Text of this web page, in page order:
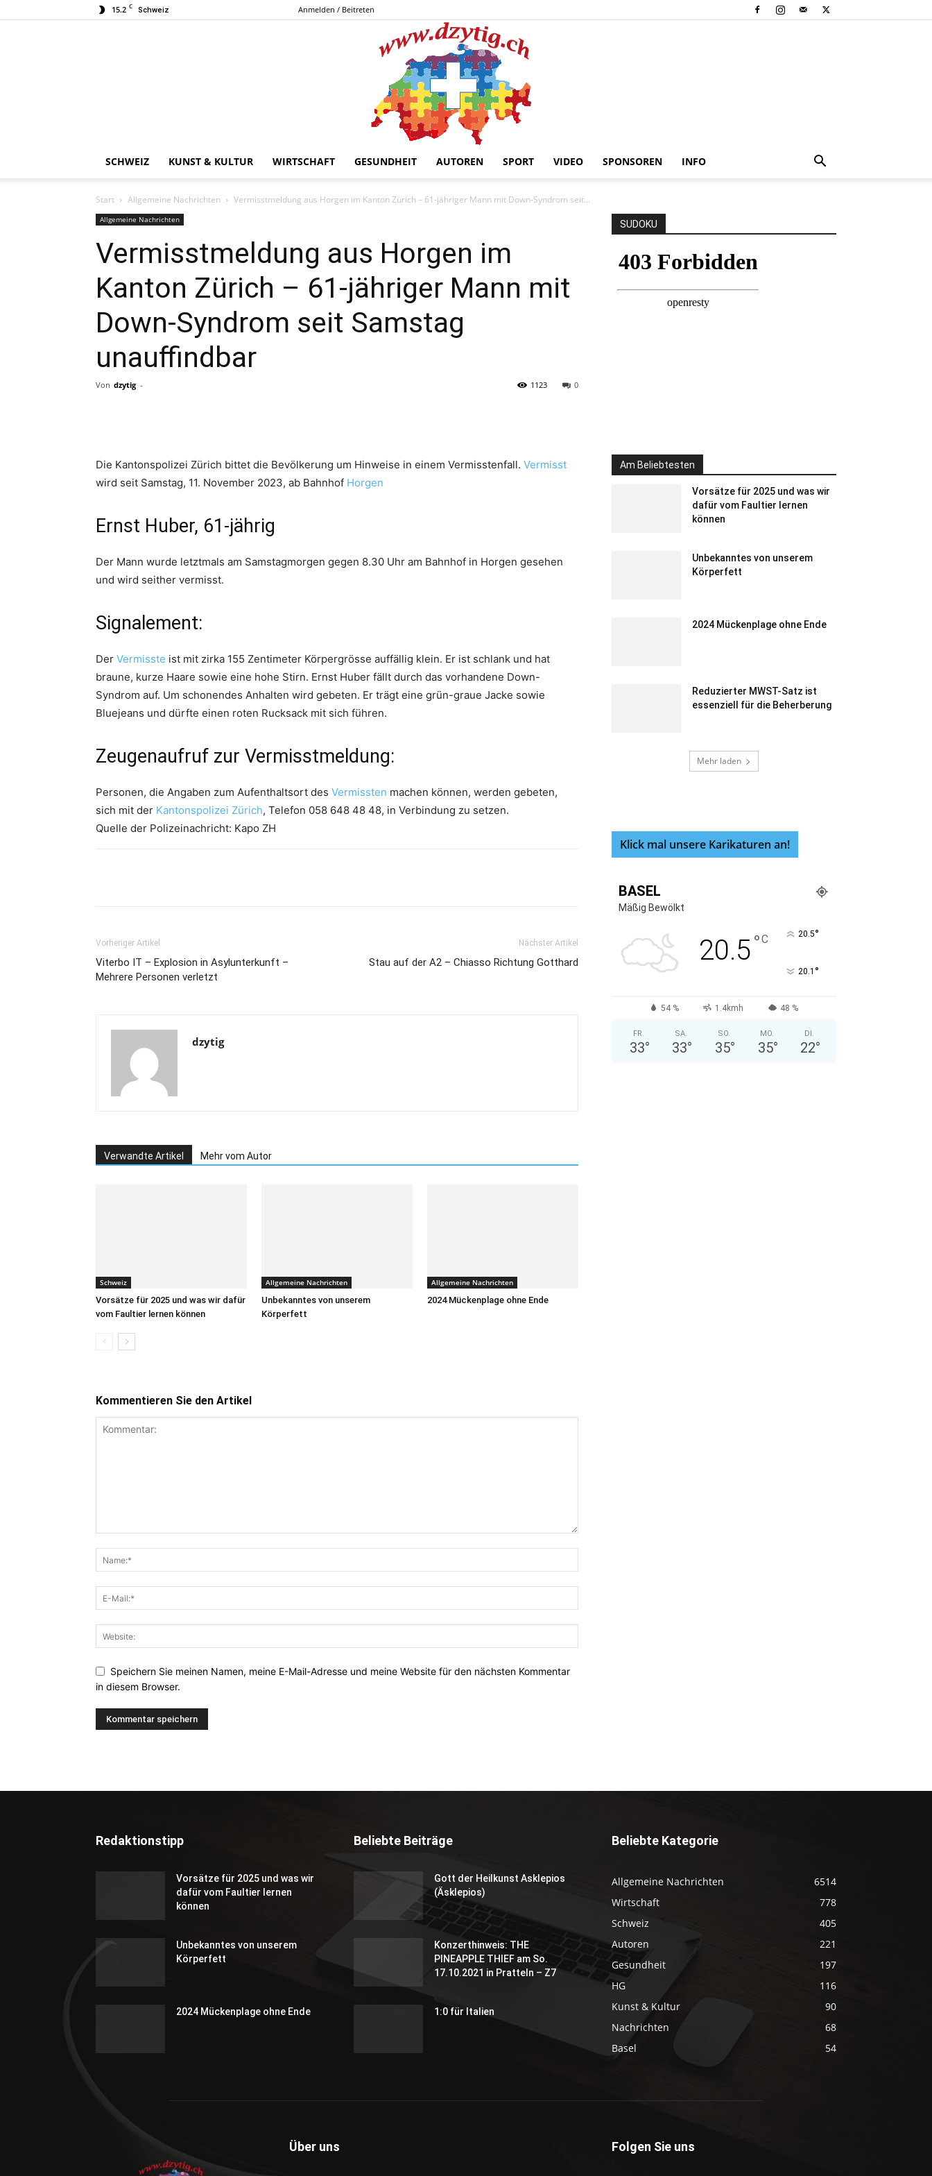
15.2 C Schweiz Anmelden / Beitreten
SCHWEIZ KUNST & KULTUR WIRTSCHAFT GESUNDHEIT AUTOREN SPORT VIDEO SPONSOREN INFO
Start Allgemeine Nachrichten Vermisstmeldung aus Horgen im Kanton Zürich – 61-jähriger Mann mit Down-Syndrom seit...
Allgemeine Nachrichten
Vermisstmeldung aus Horgen im
Kanton Zürich – 61-jähriger Mann mit
Down-Syndrom seit Samstag
unauffindbar
Von dzytig - 0
1123
Die Kantonspolizei Zürich bittet die Bevölkerung um Hinweise in einem Vermisstenfall. Vermisst
wird seit Samstag, 11. November 2023, ab Bahnhof Horgen
Ernst Huber, 61-jährig
Der Mann wurde letztmals am Samstagmorgen gegen 8.30 Uhr am Bahnhof in Horgen gesehen
und wird seither vermisst.
Signalement:
Der Vermisste ist mit zirka 155 Zentimeter Körpergrösse auffällig klein. Er ist schlank und hat
braune, kurze Haare sowie eine hohe Stirn. Ernst Huber fällt durch das vorhandene Down-
Syndrom auf. Um schonendes Anhalten wird gebeten. Er trägt eine grün-graue Jacke sowie
Bluejeans und dürfte einen roten Rucksack mit sich führen.
Zeugenaufruf zur Vermisstmeldung:
Personen, die Angaben zum Aufenthaltsort des Vermissten machen können, werden gebeten,
sich mit der Kantonspolizei Zürich, Telefon 058 648 48 48, in Verbindung zu setzen.
Quelle der Polizeinachricht: Kapo ZH
Vorheriger Artikel
Viterbo IT – Explosion in Asylunterkunft –
Mehrere Personen verletzt
Nächster Artikel
Stau auf der A2 – Chiasso Richtung Gotthard
dzytig
Verwandte Artikel Mehr vom Autor
Schweiz
Vorsätze für 2025 und was wir dafür
vom Faultier lernen können
Allgemeine Nachrichten
Unbekanntes von unserem
Körperfett
Allgemeine Nachrichten
2024 Mückenplage ohne Ende
Kommentieren Sie den Artikel
Speichern Sie meinen Namen, meine E-Mail-Adresse und meine Website für den nächsten Kommentar
in diesem Browser.
SUDOKU
Am Beliebtesten
Vorsätze für 2025 und was wir
dafür vom Faultier lernen
können
Unbekanntes von unserem
Körperfett
2024 Mückenplage ohne Ende
Reduzierter MWST-Satz ist
essenziell für die Beherberung
Mehr laden
Klick mal unsere Karikaturen an!
BASEL
Mäßig Bewölkt
20.5°C 20.5°
20.1 °
54 % 1.4kmh 48 %
FR.
33°
SA.
33°
SO.
35°
MO.
35°
DI.
22°
Redaktionstipp
Vorsätze für 2025 und was wir
dafür vom Faultier lernen
können
Unbekanntes von unserem
Körperfett
2024 Mückenplage ohne Ende
Beliebte Beiträge
Gott der Heilkunst Asklepios
(Äsklepios)
Konzerthinweis: THE
PINEAPPLE THIEF am So.
17.10.2021 in Pratteln – Z7
1:0 für Italien
Beliebte Kategorie
Allgemeine Nachrichten
6514
Wirtschaft
778
Schweiz
405
Autoren
221
Gesundheit
197
HG
116
Kunst & Kultur
90
Nachrichten
68
Basel
54
Über uns Folgen Sie uns